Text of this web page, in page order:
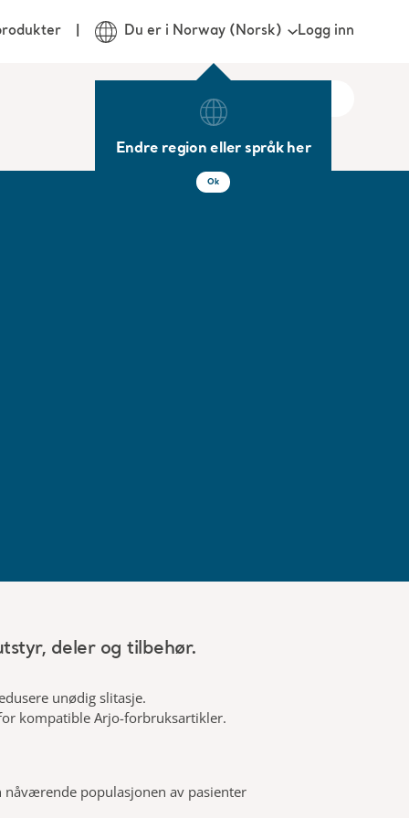
Du er i Norway (Norsk)
Endre region eller språk her
Ok
Logg inn
deler og tilbehør.
unødig slitasje.
kompatible Arjo-forbruksartikler.
populasjonen av pasienter